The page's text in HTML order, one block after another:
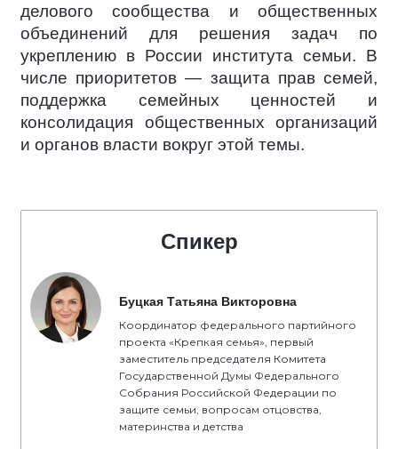
делового сообщества и общественных
объединений для решения задач по
укреплению в России института семьи. В
числе приоритетов — защита прав семей,
поддержка семейных ценностей и
консолидация общественных организаций
и органов власти вокруг этой темы.
Спикер
Буцкая Татьяна Викторовна
Координатор федерального партийного
проекта «Крепкая семья», первый
заместитель председателя Комитета
Государственной Думы Федерального
Собрания Российской Федерации по
защите семьи, вопросам отцовства,
материнства и детства